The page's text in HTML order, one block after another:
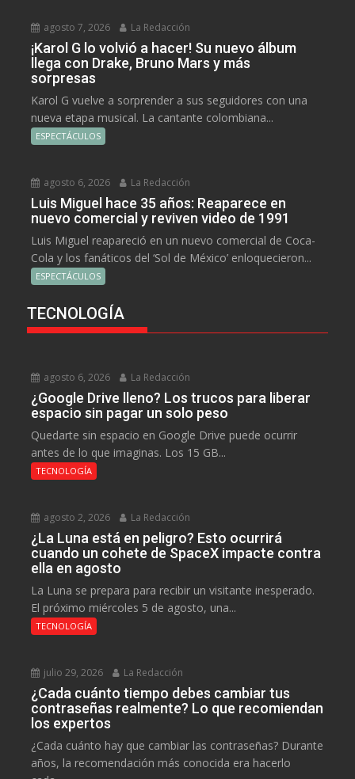
agosto 7, 2026 La Redacción
¡Karol G lo volvió a hacer! Su nuevo álbum
llega con Drake, Bruno Mars y más
sorpresas
Karol G vuelve a sorprender a sus seguidores con una
nueva etapa musical. La cantante colombiana...
ESPECTÁCULOS
agosto 6, 2026 La Redacción
Luis Miguel hace 35 años: Reaparece en
nuevo comercial y reviven video de 1991
Luis Miguel reapareció en un nuevo comercial de Coca-
Cola y los fanáticos del ‘Sol de México’ enloquecieron...
ESPECTÁCULOS
TECNOLOGÍA
agosto 6, 2026 La Redacción
¿Google Drive lleno? Los trucos para liberar
espacio sin pagar un solo peso
Quedarte sin espacio en Google Drive puede ocurrir
antes de lo que imaginas. Los 15 GB...
TECNOLOGÍA
agosto 2, 2026 La Redacción
¿La Luna está en peligro? Esto ocurrirá
cuando un cohete de SpaceX impacte contra
ella en agosto
La Luna se prepara para recibir un visitante inesperado.
El próximo miércoles 5 de agosto, una...
TECNOLOGÍA
julio 29, 2026 La Redacción
¿Cada cuánto tiempo debes cambiar tus
contraseñas realmente? Lo que recomiendan
los expertos
¿Cada cuánto hay que cambiar las contraseñas? Durante
años, la recomendación más conocida era hacerlo